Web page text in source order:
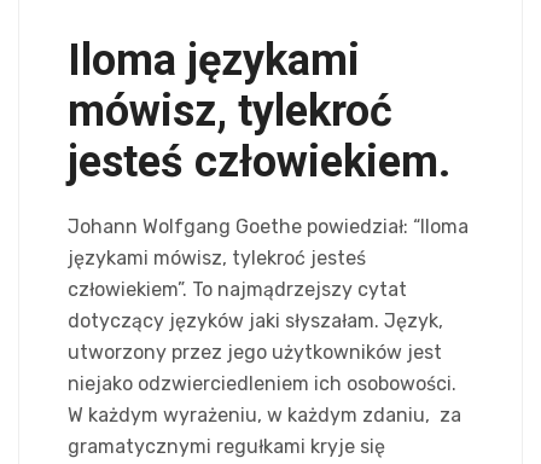
Iloma językami
mówisz, tylekroć
jesteś człowiekiem.
Johann Wolfgang Goethe powiedział: “Iloma
językami mówisz, tylekroć jesteś
człowiekiem”. To najmądrzejszy cytat
dotyczący języków jaki słyszałam. Język,
utworzony przez jego użytkowników jest
niejako odzwierciedleniem ich osobowości.
W każdym wyrażeniu, w każdym zdaniu, za
gramatycznymi regułkami kryje się